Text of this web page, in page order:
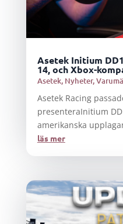
Asetek Initium
14, och Xbox-
Asetek, Nyheter,
Asetek Racing
presenteraInitium
amerikanska
läs mer